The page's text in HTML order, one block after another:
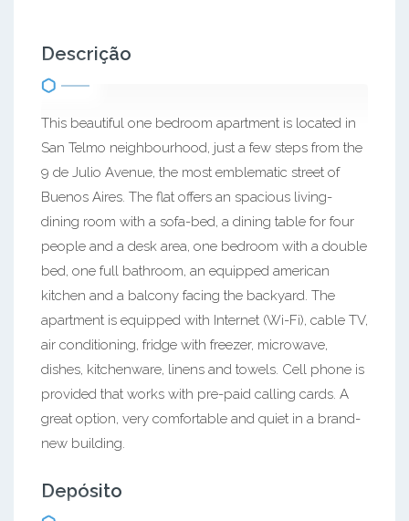
Descrição
This beautiful one bedroom apartment is located in
San Telmo neighbourhood, just a few steps from the
9 de Julio Avenue, the most emblematic street of
Buenos Aires. The flat offers an spacious living-
dining room with a sofa-bed, a dining table for four
people and a desk area, one bedroom with a double
bed, one full bathroom, an equipped american
kitchen and a balcony facing the backyard. The
apartment is equipped with Internet (Wi-Fi), cable TV,
air conditioning, fridge with freezer, microwave,
dishes, kitchenware, linens and towels. Cell phone is
provided that works with pre-paid calling cards. A
great option, very comfortable and quiet in a brand-
new building.
Depósito